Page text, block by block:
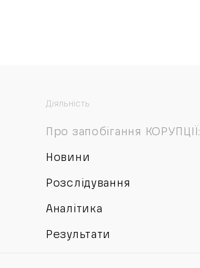
Діяльність
Про запобігання КОРУПЦІЇ:
Новини
Розслідування
Аналітика
Результати